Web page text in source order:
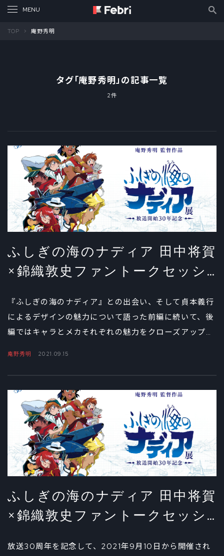
TOP 庵野秀明
タグ「庵野秀明」の記事一覧
2件
ふしぎの海のナディア 田中将賀
×錦織敦史ファントークセッシ
『ふしぎの海のナディア』との出会い、そして貞本義行
によるデザインの魅力について語った前編に続いて、後
編ではキャラとメカそれぞれの魅力をクローズアップ。
庵野秀明 2021.09.15
ふしぎの海のナディア 田中将賀
×錦織敦史ファントークセッシ
放送30周年を記念して、2021年9月10日から開催され